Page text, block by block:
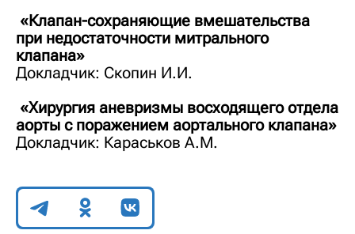
«Клапан-сохраняющие вмешательства
при недостаточности митрального
клапана»
Докладчик: Скопин И.И.
«Хирургия аневризмы восходящего отдела
аорты с поражением аортального клапана»
Докладчик: Караськов А.М.
Поделиться